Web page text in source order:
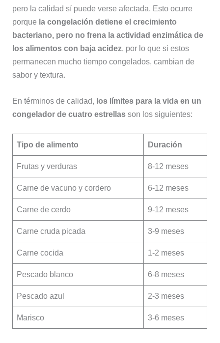
pero la calidad sí puede verse afectada. Esto ocurre
porque la congelación detiene el crecimiento
bacteriano, pero no frena la actividad enzimática de
los alimentos con baja acidez, por lo que si estos
permanecen mucho tiempo congelados, cambian de
sabor y textura.
En términos de calidad, los límites para la vida en un
congelador de cuatro estrellas son los siguientes:
Tipo de alimento Duración
Frutas y verduras 8-12 meses
Carne de vacuno y cordero 6-12 meses
Carne de cerdo 9-12 meses
Carne cruda picada 3-9 meses
Carne cocida 1-2 meses
Pescado blanco 6-8 meses
Pescado azul 2-3 meses
Marisco 3-6 meses